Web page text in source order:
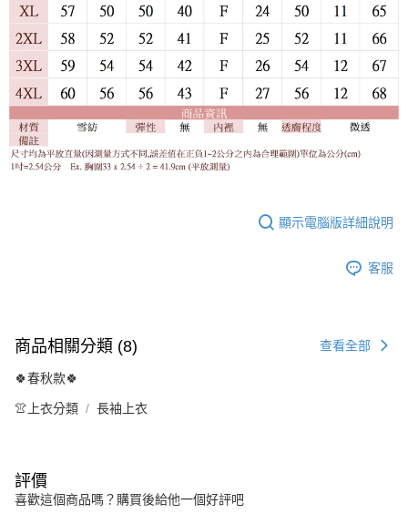
顯示電腦版詳細說明
客服
商品相關分類 (8) 查看全部
🍀春秋款🍀
👚上衣分類 長袖上衣
評價
喜歡這個商品嗎？購買後給他一個好評吧